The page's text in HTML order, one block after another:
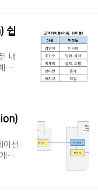
열
데
. 시
에
에
쉽
내
되
한
허
하지
,
블
기
계
이션
의
로